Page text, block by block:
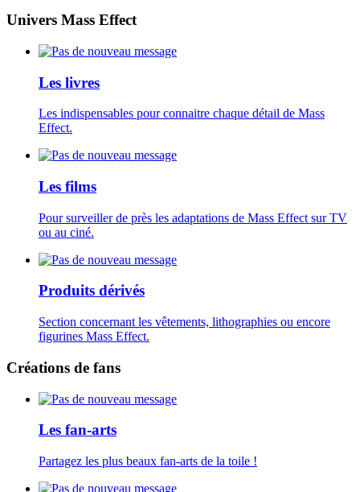
Univers Mass Effect
Les livres
Les indispensables pour connaitre chaque détail de Mass
Effect.
Les films
Pour surveiller de près les adaptations de Mass Effect sur TV
ou au ciné.
Produits dérivés
Section concernant les vêtements, lithographies ou encore
figurines Mass Effect.
Créations de fans
Les fan-arts
Partagez les plus beaux fan-arts de la toile !